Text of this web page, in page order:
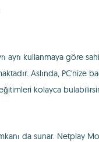
ayrı kullanmaya göre
Aslında, PC'nize
kolayca
da sunar.